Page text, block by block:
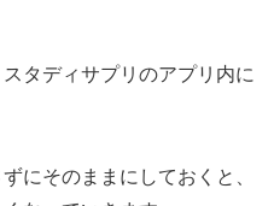
タディサプリのアプリ内に
にそのままにしておくと、